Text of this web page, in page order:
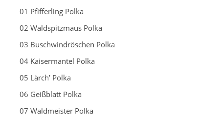
01 Pfifferling Polka
02 Waldspitzmaus Polka
03 Buschwindröschen Polka
04 Kaisermantel Polka
05 Lärch’ Polka
06 Geißblatt Polka
07 Waldmeister Polka